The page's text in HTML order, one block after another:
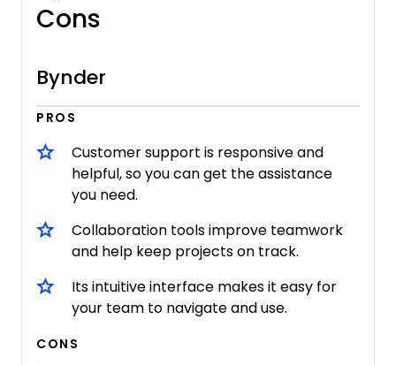
Cons
Bynder
PROS
Customer support is responsive and
helpful, so you can get the assistance
you need.
Collaboration tools improve teamwork
and help keep projects on track.
Its intuitive interface makes it easy for
your team to navigate and use.
CONS